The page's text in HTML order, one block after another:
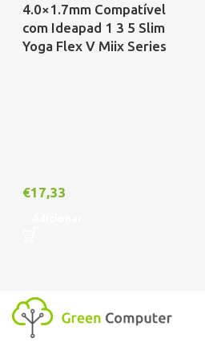
4.0×1.7mm Compatível
com Ideapad 1 3 5 Slim
Yoga Flex V Miix Series
€17,33